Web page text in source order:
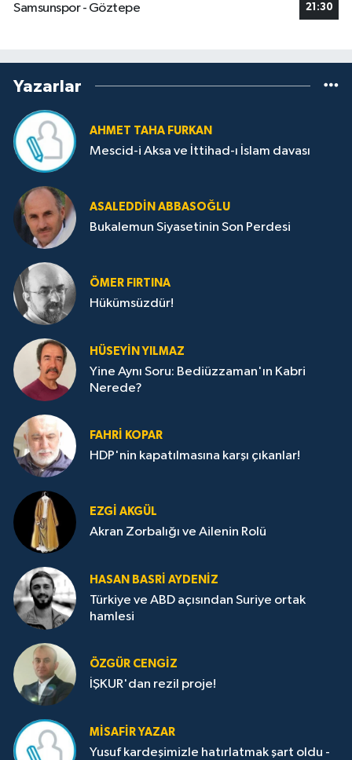
Samsunspor - Göztepe
21:30
Yazarlar
AHMET TAHA FURKAN
Mescid-i Aksa ve İttihad-ı İslam davası
ASALEDDIN ABBASOĞLU
Bukalemun Siyasetinin Son Perdesi
ÖMER FIRTINA
Hükümsüzdür!
HÜSEYIN YILMAZ
Yine Aynı Soru: Bediüzzaman'ın Kabri
Nerede?
FAHRI KOPAR
HDP'nin kapatılmasına karşı çıkanlar!
EZGI AKGÜL
Akran Zorbalığı ve Ailenin Rolü
HASAN BASRI AYDENIZ
Türkiye ve ABD açısından Suriye ortak
hamlesi
ÖZGÜR CENGIZ
İŞKUR'dan rezil proje!
MISAFIR YAZAR
Yusuf kardeşimizle hatırlatmak şart oldu -